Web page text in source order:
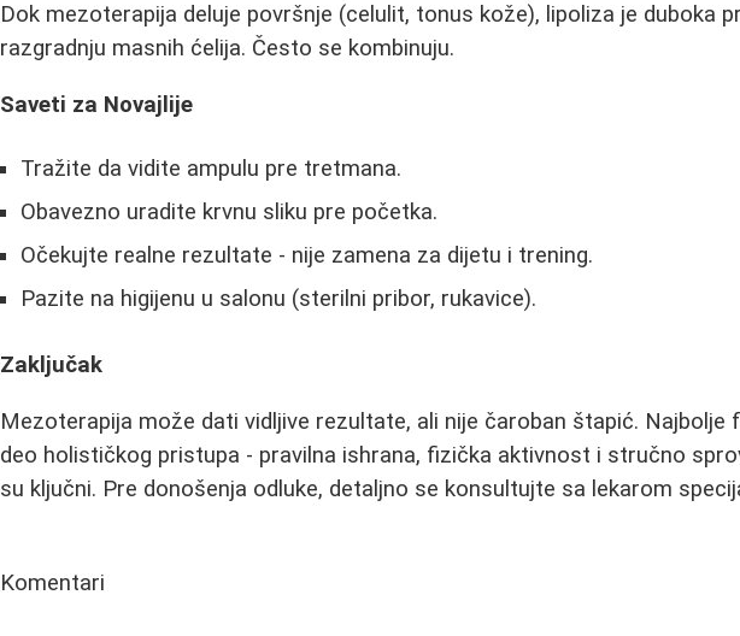
Dok mezoterapija deluje površnje (celulit, tonus kože), lipoliza je duboka
razgradnju masnih ćelija. Često se kombinuju.
Saveti za Novajlije
Tražite da vidite ampulu pre tretmana.
Obavezno uradite krvnu sliku pre početka.
Očekujte realne rezultate - nije zamena za dijetu i trening.
Pazite na higijenu u salonu (sterilni pribor, rukavice).
Zaključak
Mezoterapija može dati vidljive rezultate, ali nije čaroban štapić. Najbolje
deo holističkog pristupa - pravilna ishrana, fizička aktivnost i stručno
su ključni. Pre donošenja odluke, detaljno se konsultujte sa lekarom
Komentari